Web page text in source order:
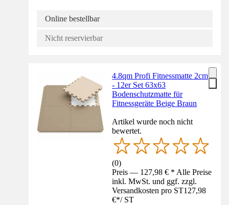
Online bestellbar
Nicht reservierbar
4.8qm Profi Fitnessmatte 2cm
- 12er Set 63x63
Bodenschutzmatte für
Fitnessgeräte Beige Braun
Artikel wurde noch nicht
bewertet.
(0)
Preis — 127,98 € * Alle Preise
inkl. MwSt. und ggf. zzgl.
Versandkosten pro ST127,98
€*/ ST